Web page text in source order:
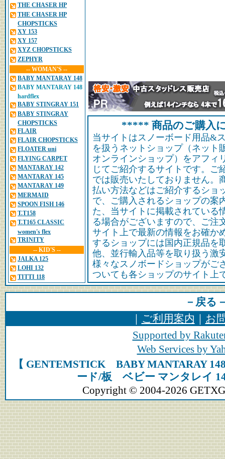
THE CHASER HP
THE CHASER HP
CHOPSTICKS
XY 153
XY 157
XYZ CHOPSTICKS
ZEPHYR
-- WOMAN'S --
BABY MANTARAY 148
BABY MANTARAY 148
hardflex
BABY STINGRAY 151
BABY STINGRAY
CHOPSTICKS
FLAIR
FLAIR CHOPSTICKS
FLOATER uni
FLYING CARPET
MANTARAY 142
MANTARAY 145
MANTARAY 149
MERMAID
SPOON FISH 146
T.T158
T.T165 CLASSIC
women's flex
TRINITY
-- KID'S --
JALKA 125
LOHI 132
TITTI 118
***** 商品のご購入
当サイトはスノーボード用品&
を扱うネットショップ（ネット
オンラインショップ）をアフィ
じてご紹介するサイトです。ご
では販売いたしておりません。
払い方法などはご紹介するショ
で、ご購入されるショップの案
た、当サイトに掲載されている
る場合がございますので、ご注
サイト上で最新の情報をお確か
するショップには国内正規品を
他、並行輸入品等を取り扱う激
様々なスノボードショップがご
ついても各ショップのサイト上
－戻る
｜ ご利用案内 ｜ お
Supported by
Web Services by
【 GENTEMSTICK BABY MANTARAY
ード/板 ベビー マンタレイ
Copyright © 2004-2026